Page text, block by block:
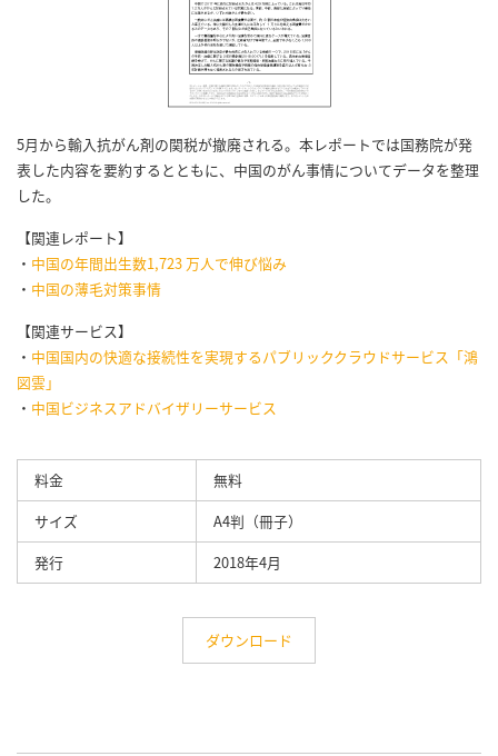
5月から輸入抗がん剤の関税が撤廃される。本レポートでは国務院が発
表した内容を要約するとともに、中国のがん事情についてデータを整理
した。
【関連レポート】
・ 中国の年間出生数1,723 万人で伸び悩み
・ 中国の薄毛対策事情
【関連サービス】
・ 中国国内の快適な接続性を実現するパブリッククラウドサービス「鴻
図雲」
・ 中国ビジネスアドバイザリーサービス
料金
無料
サイズ
A4判（冊子）
発行
2018年4月
ダウンロード